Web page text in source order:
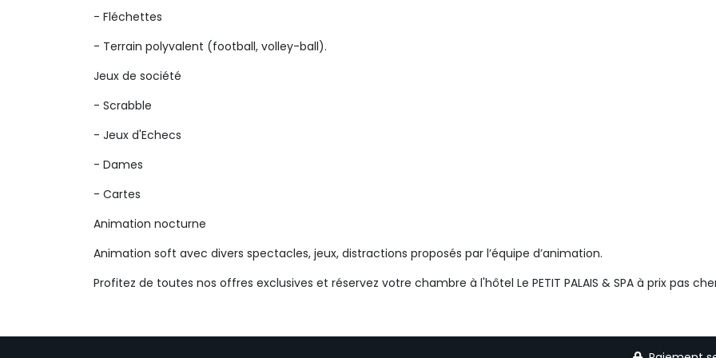
- Fléchettes
- Terrain polyvalent (football, volley-ball).
Jeux de société
- Scrabble
- Jeux d'Echecs
- Dames
- Cartes
Animation nocturne
Animation soft avec divers spectacles, jeux, distractions proposés par l’équipe d’animation.
Profitez de toutes nos offres exclusives et réservez votre chambre à l'hôtel Le PETIT PALAIS & SPA à prix pas